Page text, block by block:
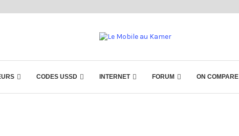
CODES USSD INTERNET FORUM ON COMPARE